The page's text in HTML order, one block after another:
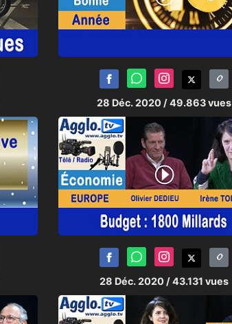
28 Déc. 2020 / 49.863 vues
28 Déc. 2020 / 43.131 vues